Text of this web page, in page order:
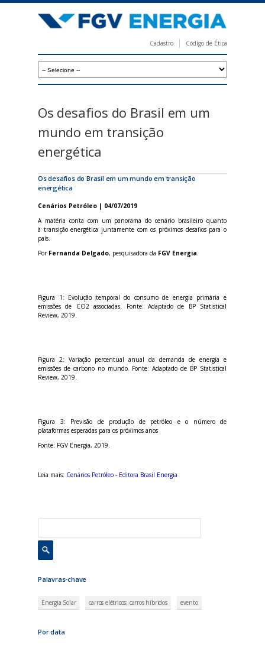
para
principal
V
e
r
g
i
a
Cadastro Código de Ética
Os desafios do Brasil em um
mundo em transição
energética
Os desafios do Brasil em um mundo em transição
energética
Cenários Petróleo | 04/07/2019
A matéria conta com um panorama do cenário brasileiro quanto
à transição energética juntamente com os próximos desafios para o
país.
Por Fernanda Delgado, pesquisadora da FGV Energia.
Figura 1: Evolução temporal do consumo de energia primária e
emissões de CO2 associadas. Fonte: Adaptado de BP Statistical
Review, 2019.
Figura 2: Variação percentual anual da demanda de energia e
emissões de carbono no mundo. Fonte: Adaptado de BP Statistical
Review, 2019.
Figura 3: Previsão de produção de petróleo e o número de
plataformas esperadas para os próximos anos
Fonte: FGV Energia, 2019.
Leia mais: Cenários Petróleo - Editora Brasil Energia
Palavras-chave
Energia Solar carros elétricos; carros híbridos evento
Por data